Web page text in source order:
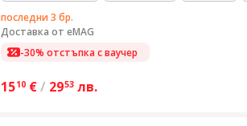
последни 3 бр.
Доставка от eMAG
-30% отстъпка с ваучер
1510 €/ 2953 лв.